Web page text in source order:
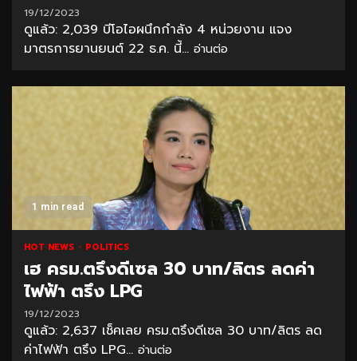
19/12/2023
ดูแล้ว: 2,039 บีโอไอผนึกกำลัง 4 หน่วยงาน แจง
มาตรการยานยนต์ 22 ธ.ค. นี้... อ่านต่อ
1 min read
HOT NEWS POLITICS
เฮ ครม.ตรึงดีเซล 30 บาท/ลิตร ลดค่า
ไฟฟ้า ตรึง LPG
19/12/2023
ดูแล้ว: 2,637 เช็คเลย ครม.ตรึงดีเซล 30 บาท/ลิตร ลด
ค่าไฟฟ้า ตรึง LPG... อ่านต่อ